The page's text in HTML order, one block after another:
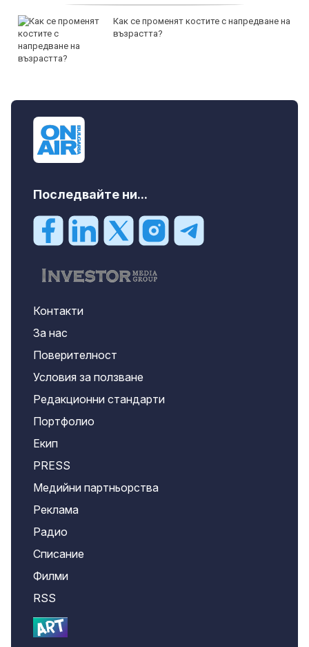
Как се променят костите с напредване на
възрастта?
Последвайте ни...
Контакти
За нас
Поверителност
Условия за ползване
Редакционни стандарти
Портфолио
Екип
PRESS
Медийни партньорства
Реклама
Радио
Списание
Филми
RSS